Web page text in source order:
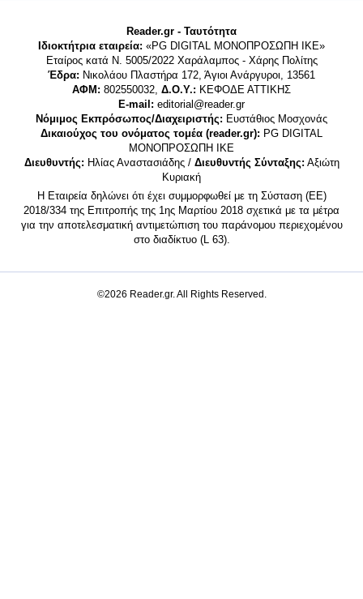
Reader.gr - Ταυτότητα
Ιδιοκτήτρια εταιρεία: «PG DIGITAL MONΟΠΡΟΣΩΠΗ ΙΚΕ»
Εταίρος κατά Ν. 5005/2022 Χαράλαμπος - Χάρης Πολίτης
Έδρα: Νικολάου Πλαστήρα 172, Άγιοι Ανάργυροι, 13561
ΑΦΜ: 802550032, Δ.Ο.Υ.: ΚΕΦΟΔΕ ΑΤΤΙΚΗΣ
E-mail: editorial@reader.gr
Νόμιμος Εκπρόσωπος/Διαχειριστής: Ευστάθιος Μοσχονάς
Δικαιούχος του ονόματος τομέα (reader.gr): PG DIGITAL
MONΟΠΡΟΣΩΠΗ ΙΚΕ
Διευθυντής: Ηλίας Αναστασιάδης / Διευθυντής Σύνταξης: Αξιώτη
Κυριακή
Η Εταιρεία δηλώνει ότι έχει συμμορφωθεί με τη Σύσταση (ΕΕ)
2018/334 της Επιτροπής της 1ης Μαρτίου 2018 σχετικά με τα μέτρα
για την αποτελεσματική αντιμετώπιση του παράνομου περιεχομένου
στο διαδίκτυο (L 63).
©2026 Reader.gr. All Rights Reserved.